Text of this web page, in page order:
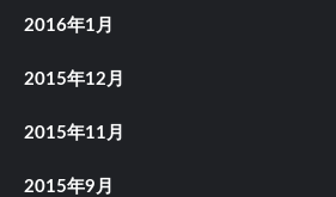
2016年1月
2015年12月
2015年11月
2015年9月